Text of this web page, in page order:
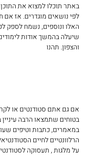
אם גם אתם סטודנטים או
בטוחים שתמצאו הרבה
במאמרים, כתבות וטיפים
הרלוונטיים לחיים
על מלגות , תעסוקה
באתר תוכלו למצוא את
לפי נושאים מוגדרים. אז
האלו ונוספים, נשמח לספק
שיעלה בהמשך אודות
והצפון. תהנו